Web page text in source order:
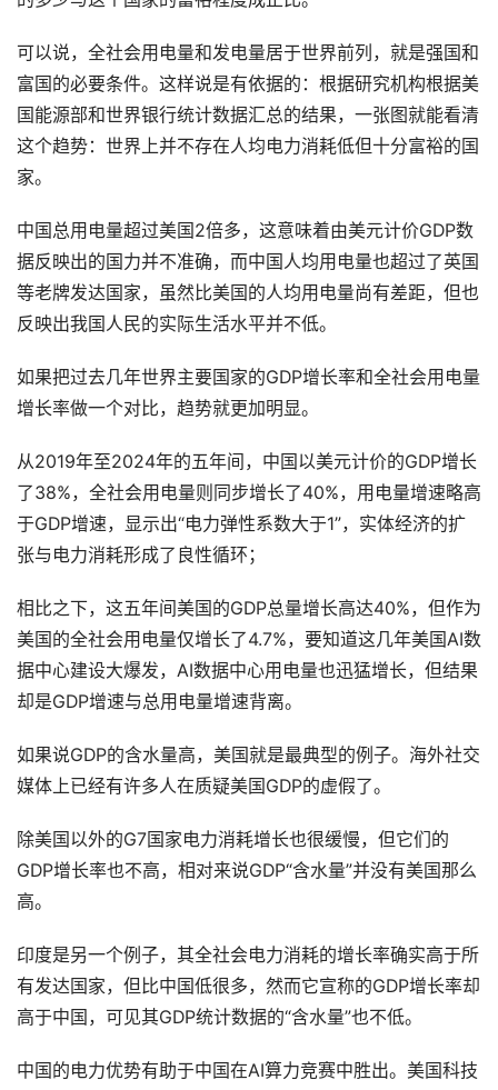
可以说，全社会用电量和发电量居于世界前列，就是强国和
富国的必要条件。这样说是有依据的：根据研究机构根据美
国能源部和世界银行统计数据汇总的结果，一张图就能看清
这个趋势：世界上并不存在人均电力消耗低但十分富裕的国
家。
中国总用电量超过美国2倍多，这意味着由美元计价GDP数
据反映出的国力并不准确，而中国人均用电量也超过了英国
等老牌发达国家，虽然比美国的人均用电量尚有差距，但也
反映出我国人民的实际生活水平并不低。
如果把过去几年世界主要国家的GDP增长率和全社会用电量
增长率做一个对比，趋势就更加明显。
从2019年至2024年的五年间，中国以美元计价的GDP增长
了38%，全社会用电量则同步增长了40%，用电量增速略高
于GDP增速，显示出“电力弹性系数大于1”，实体经济的扩
张与电力消耗形成了良性循环；
相比之下，这五年间美国的GDP总量增长高达40%，但作为
美国的全社会用电量仅增长了4.7%，要知道这几年美国AI数
据中心建设大爆发，AI数据中心用电量也迅猛增长，但结果
却是GDP增速与总用电量增速背离。
如果说GDP的含水量高，美国就是最典型的例子。海外社交
媒体上已经有许多人在质疑美国GDP的虚假了。
除美国以外的G7国家电力消耗增长也很缓慢，但它们的
GDP增长率也不高，相对来说GDP“含水量”并没有美国那么
高。
印度是另一个例子，其全社会电力消耗的增长率确实高于所
有发达国家，但比中国低很多，然而它宣称的GDP增长率却
高于中国，可见其GDP统计数据的“含水量”也不低。
中国的电力优势有助于中国在AI算力竞赛中胜出。美国科技